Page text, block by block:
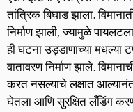
तांत्रिक बिघाड झाला.
निर्माण झाली, ज्यामुळे
ही घटना उड्डाणाच्या मधल्या
वातावरण निर्माण झाले.
करत नसल्याचे लक्षात
घेतला आणि सुरक्षित लँडिंग